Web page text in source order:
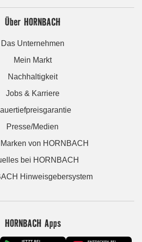
Über HORNBACH
Das Unternehmen
Mein Markt
Nachhaltigkeit
Jobs & Karriere
Presse/Medien
von HORNBACH
bei HORNBACH
Hinweisgebersystem
HORNBACH Apps